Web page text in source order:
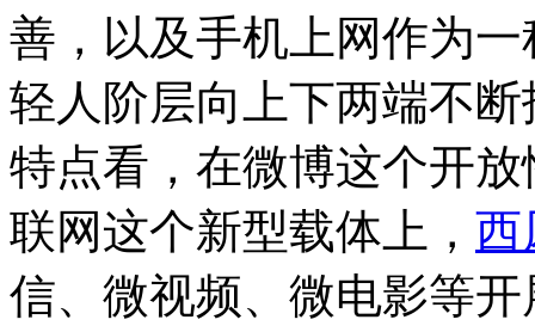
善，以及手机上网作为
轻人阶层向上下两端不
特点看，在微博这个开
联网这个新型载体上， 西
信、微视频、微电影等